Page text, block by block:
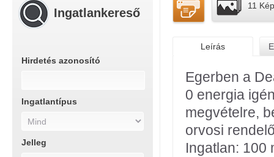
Ingatlankereső
Hirdetés azonosító
Ingatlantípus
Jelleg
11 Kép
Leírás
Egerben a
0 energia
megvételre,
orvosi
Ingatlan: 100